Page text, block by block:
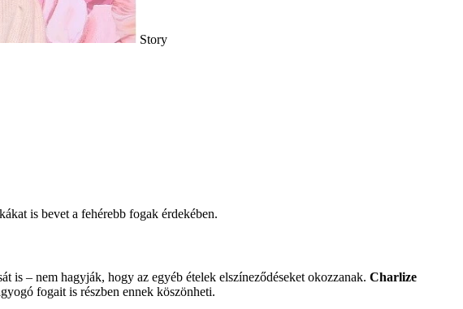
Story
is bevet a fehérebb fogak érdekében.
is – nem hagyják, hogy az egyéb ételek elszíneződéseket okozzanak. Charlize
fogait is részben ennek köszönheti.